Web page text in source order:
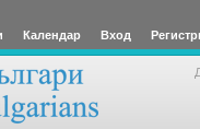
Календар Вход